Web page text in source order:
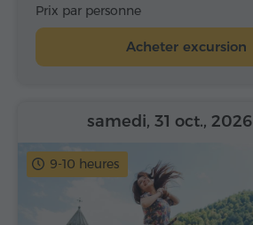
Prix par personne
Acheter excursion
9-10 heures
samedi, 31 oct., 2026